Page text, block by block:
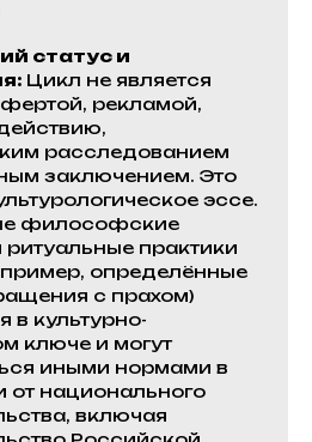
статус и
Цикл не является
рекламой,
расследованием
заключением. Это
эссе.
философские
практики
определённые
с прахом)
в культурно-
ключе и могут
иными нормами в
от национального
включая